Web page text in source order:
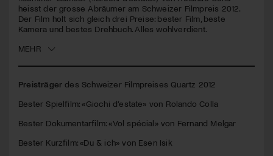
seconds
heisst der grosse Abräumer am Schweizer Filmpreis 2012.
Der Film holt sich gleich drei Preise: bester Film, beste
Kamera und bestes Drehbuch. Alles wohlverdient.
MEHR
Preisträger des Schweizer Filmpreises Quartz 2012
Bester Spielfilm: «Giochi d’estate» von Rolando Colla
Bester Dokumentarfilm: «Vol spécial» von Fernand Melgar
Bester Kurzfilm: «Du & ich» von Esen Isik
Jetzt Mitglied werden